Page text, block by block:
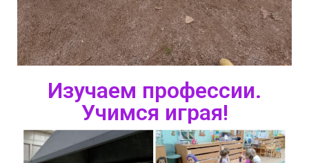
Изучаем профессии.
Учимся играя!